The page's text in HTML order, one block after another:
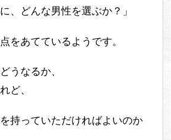
、どんな男性を選ぶか？」
をあてているようです。
うなるか、
ど、
持っていただければよいのか